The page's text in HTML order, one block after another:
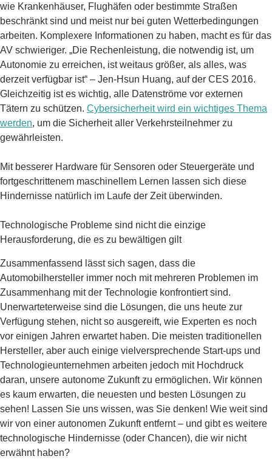
wie Krankenhäuser, Flughäfen oder bestimmte Straßen
beschränkt sind und meist nur bei guten Wetterbedingungen
arbeiten. Komplexere Informationen zu haben, macht es für das
AV schwieriger. „Die Rechenleistung, die notwendig ist, um
Autonomie zu erreichen, ist weitaus größer, als alles, was
derzeit verfügbar ist“ – Jen-Hsun Huang, auf der CES 2016.
Gleichzeitig ist es wichtig, alle Datenströme vor externen
Tätern zu schützen. Cybersicherheit wird ein wichtiges Thema
werden, um die Sicherheit aller Verkehrsteilnehmer zu
gewährleisten.
Mit besserer Hardware für Sensoren oder Steuergeräte und
fortgeschrittenem maschinellem Lernen lassen sich diese
Hindernisse natürlich im Laufe der Zeit überwinden.
Technologische Probleme sind nicht die einzige
Herausforderung, die es zu bewältigen gilt
Zusammenfassend lässt sich sagen, dass die
Automobilhersteller immer noch mit mehreren Problemen im
Zusammenhang mit der Technologie konfrontiert sind.
Unerwarteterweise sind die Lösungen, die uns heute zur
Verfügung stehen, nicht so ausgereift, wie Experten es noch
vor einigen Jahren erwartet haben. Die meisten traditionellen
Hersteller, aber auch einige vielversprechende Start-ups und
Technologieunternehmen arbeiten jedoch mit Hochdruck
daran, unsere autonome Zukunft zu ermöglichen. Wir können
es kaum erwarten, die neuesten und besten Lösungen zu
sehen! Lassen Sie uns wissen, was Sie denken! Wie weit sind
wir von einer autonomen Zukunft entfernt – und gibt es weitere
technologische Hindernisse (oder Chancen), die wir nicht
erwähnt haben?